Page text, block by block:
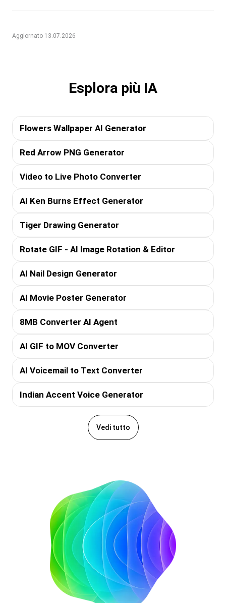
Aggiornato 13.07.2026
Esplora più IA
Flowers Wallpaper AI Generator
Red Arrow PNG Generator
Video to Live Photo Converter
AI Ken Burns Effect Generator
Tiger Drawing Generator
Rotate GIF - AI Image Rotation & Editor
AI Nail Design Generator
AI Movie Poster Generator
8MB Converter AI Agent
AI GIF to MOV Converter
AI Voicemail to Text Converter
Indian Accent Voice Generator
Vedi tutto